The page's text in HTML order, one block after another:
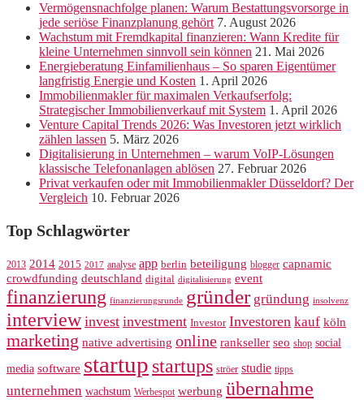
Vermögensnachfolge planen: Warum Bestattungsvorsorge in
jede seriöse Finanzplanung gehört 7. August 2026
Wachstum mit Fremdkapital finanzieren: Wann Kredite für
kleine Unternehmen sinnvoll sein können 21. Mai 2026
Energieberatung Einfamilienhaus – So sparen Eigentümer
langfristig Energie und Kosten 1. April 2026
Immobilienmakler für maximalen Verkaufserfolg:
Strategischer Immobilienverkauf mit System 1. April 2026
Venture Capital Trends 2026: Was Investoren jetzt wirklich
zählen lassen 5. März 2026
Digitalisierung in Unternehmen – warum VoIP-Lösungen
klassische Telefonanlagen ablösen 27. Februar 2026
Privat verkaufen oder mit Immobilienmakler Düsseldorf? Der
Vergleich 10. Februar 2026
Top Schlagwörter
2013 2014 2015 2017 analyse app berlin beteiligung blogger capnamic
crowdfunding deutschland digital digitalisierung event
finanzierung finanzierungsrunde gründer gründung insolvenz
interview invest investment Investor Investoren kauf köln
marketing native advertising online rankseller seo shop social
media software startup startups ströer studie tipps
unternehmen wachstum Werbespot werbung übernahme